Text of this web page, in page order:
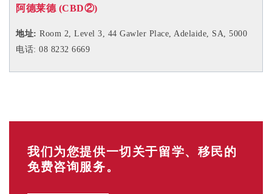
阿德莱德 (CBD②)
地址: Room 2, Level 3, 44 Gawler Place, Adelaide, SA, 5000
电话: 08 8232 6669
我们为您提供一切关于留学、移民的
免费咨询服务。